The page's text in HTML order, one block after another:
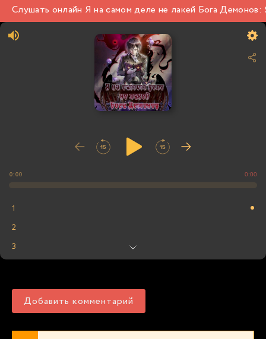
Слушать онлайн Я на самом деле не лакей Бога
0:00 0:00
1
2
3
Добавить комментарий